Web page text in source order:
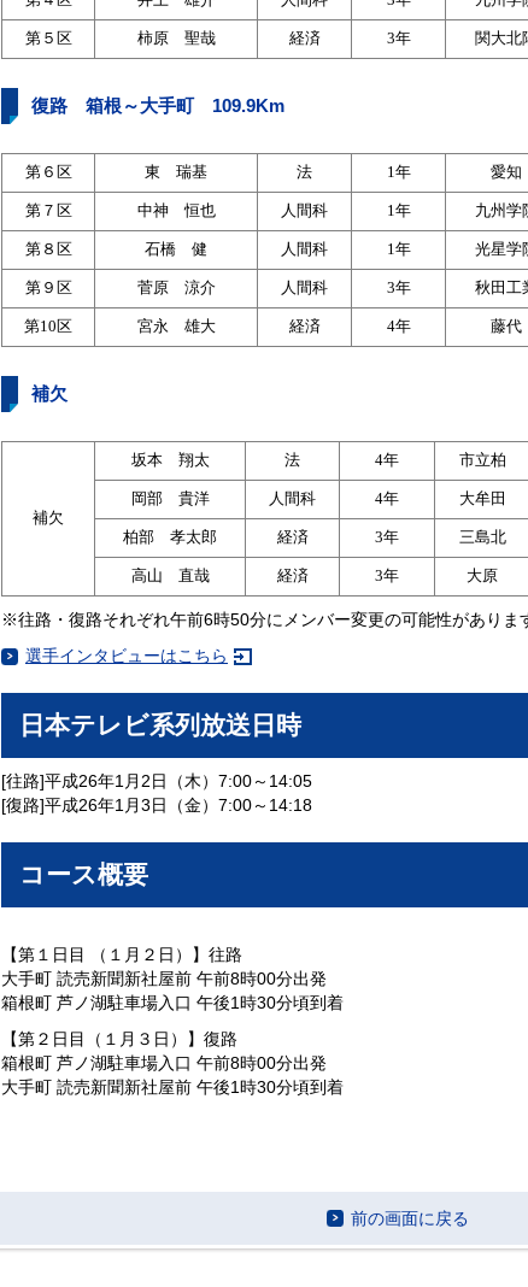
第５区 柿原 聖哉 経済 3年 関大北
復路 箱根～大手町 109.9Km
第６区 東 瑞基 法 1年 愛知
第７区 中神 恒也 人間科 1年 九州学
第８区 石橋 健 人間科 1年 光星学
第９区 菅原 涼介 人間科 3年 秋田工
第10区 宮永 雄大 経済 4年 藤代
補欠
補欠
坂本 翔太 法 4年 市立柏
岡部 貴洋 人間科 4年 大牟田
柏部 孝太郎 経済 3年 三島北
高山 直哉 経済 3年 大原
※往路・復路それぞれ午前6時50分にメンバー変更の可能性がありま
選手インタビューはこちら
日本テレビ系列放送日時
[往路]平成26年1月2日（木）7:00～14:05
[復路]平成26年1月3日（金）7:00～14:18
コース概要
【第１日目 （１月２日）】往路
大手町 読売新聞新社屋前 午前8時00分出発
箱根町 芦ノ湖駐車場入口 午後1時30分頃到着
【第２日目（１月３日）】復路
箱根町 芦ノ湖駐車場入口 午前8時00分出発
大手町 読売新聞新社屋前 午後1時30分頃到着
前の画面に戻る